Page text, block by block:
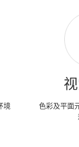
境
色彩及平面